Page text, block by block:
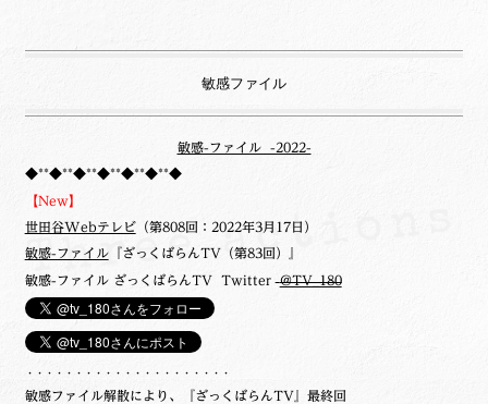
敏感ファイル
敏感-ファイル -2022-
◆**◆**◆**◆**◆**◆**◆
【New】
世田谷Webテレビ（第808回：2022年3月17日）
敏感-ファイル『ざっくばらんTV（第83回）』
敏感-ファイル ざっくばらんTV Twitter @TV_180
・・・・・・・・・・・・・・・・・・・・・
敏感ファイル解散により、『ざっくばらんTV』最終回